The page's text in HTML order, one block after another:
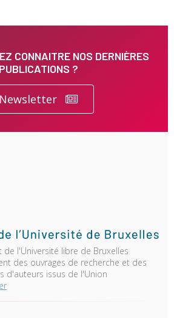
CONNAITRE NOS DERNIÈRES
PUBLICATIONS ?
Newsletter
l'Université libre de Bruxelles
des ouvrages de recherche et des
d'auteurs issus de l'Union